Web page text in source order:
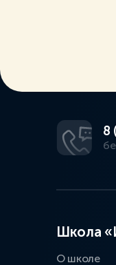
8
Школа
О школе